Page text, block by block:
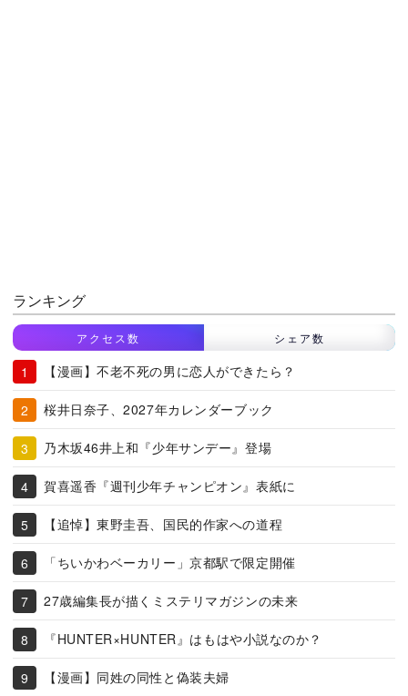
ランキング
アクセス数 シェア数
【漫画】不老不死の男に恋人ができたら？
桜井日奈子、2027年カレンダーブック
乃木坂46井上和『少年サンデー』登場
賀喜遥香『週刊少年チャンピオン』表紙に
【追悼】東野圭吾、国民的作家への道程
「ちいかわベーカリー」京都駅で限定開催
27歳編集長が描くミステリマガジンの未来
『HUNTER×HUNTER』はもはや小説なのか？
【漫画】同姓の同性と偽装夫婦